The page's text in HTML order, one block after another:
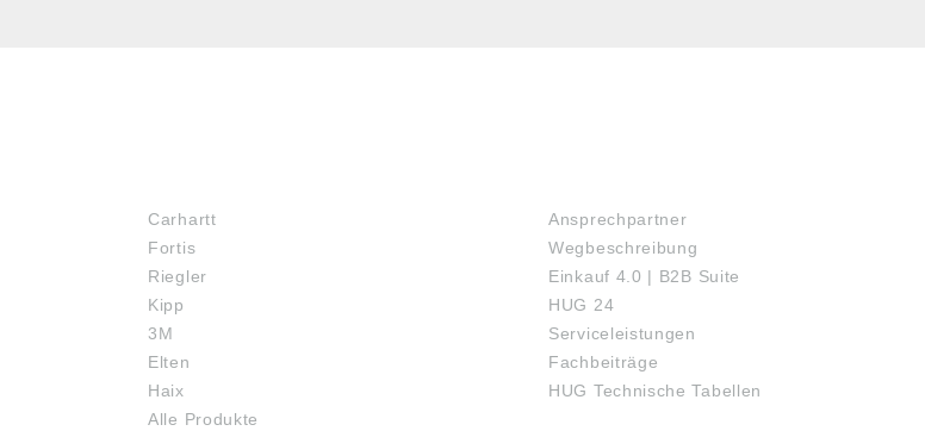
Carhartt
Fortis
Riegler
Kipp
3M
Elten
Haix
Alle Produkte
Ansprechpartner
Wegbeschreibung
Einkauf 4.0 | B2B Suite
HUG 24
Serviceleistungen
Fachbeiträge
HUG Technische Tabellen